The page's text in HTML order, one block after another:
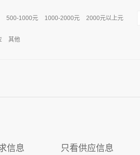
500-1000元 1000-2000元 2000元以上元
其他
信息 只看供应信息